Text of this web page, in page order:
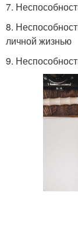
7.
8.
личной жизнью
9.